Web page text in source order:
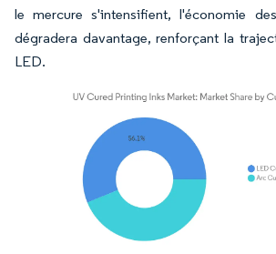
le mercure s'intensifient, l'économie
dégradera davantage, renforçant la
LED.